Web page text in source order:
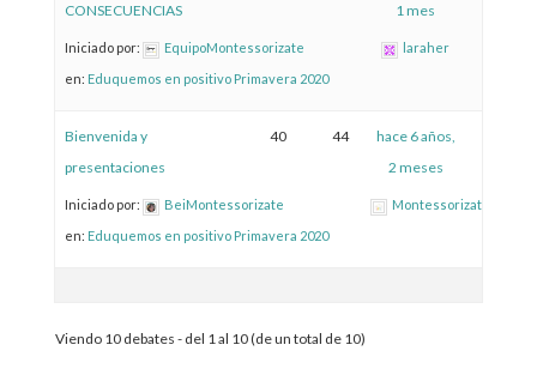
CONSECUENCIAS
Iniciado por:
EquipoMontessorizate
en: Eduquemos en positivo Primavera 2020
1 mes
laraher
Bienvenida y
presentaciones
Iniciado por:
BeiMontessorizate
en: Eduquemos en positivo Primavera 2020
40 44
hace 6 años,
2 meses
MontessorizateTutoria
Viendo 10 debates - del 1 al 10 (de un total de 10)